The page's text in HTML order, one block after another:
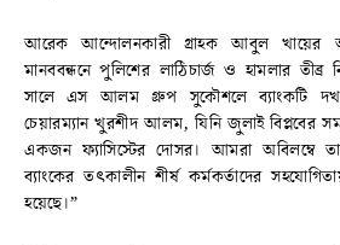
আরেক আন্দোলনকারী গ্রাহক আবুল খায়ের
মানববন্ধনে পুলিশের লাঠিচার্জ ও হামলার তীব্র
সালে এস আলম গ্রুপ সুকৌশলে ব্যাংকটি
চেয়ারম্যান খুরশীদ আলম, যিনি জুলাই বিপ্লবের
একজন ফ্যাসিস্টের দোসর। আমরা অবিলম্বে
ব্যাংকের তৎকালীন শীর্ষ কর্মকর্তাদের
হয়েছে।”